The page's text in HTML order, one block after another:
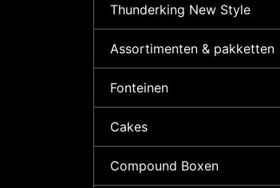
Thunderking New Style
Assortimenten & pakketten
Fonteinen
Cakes
Compound Boxen